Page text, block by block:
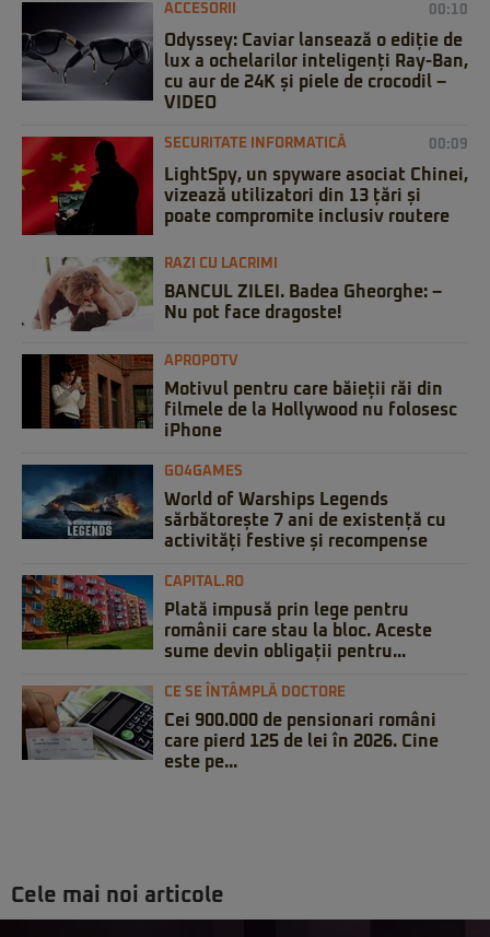
ACCESORII 00:10
Odyssey: Caviar lansează o ediție de
lux a ochelarilor inteligenți Ray-Ban,
cu aur de 24K și piele de crocodil –
VIDEO
SECURITATE INFORMATICĂ 00:09
LightSpy, un spyware asociat Chinei,
vizează utilizatori din 13 țări și
poate compromite inclusiv routere
RAZI CU LACRIMI
BANCUL ZILEI. Badea Gheorghe: –
Nu pot face dragoste!
APROPOTV
Motivul pentru care băieții răi din
filmele de la Hollywood nu folosesc
iPhone
GO4GAMES
World of Warships Legends
sărbătorește 7 ani de existență cu
activități festive și recompense
CAPITAL.RO
Plată impusă prin lege pentru
românii care stau la bloc. Aceste
sume devin obligații pentru...
CE SE ÎNTÂMPLĂ DOCTORE
Cei 900.000 de pensionari români
care pierd 125 de lei în 2026. Cine
este pe...
Cele mai noi articole